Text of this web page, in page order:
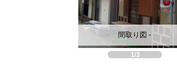
1/3
間取り図 -